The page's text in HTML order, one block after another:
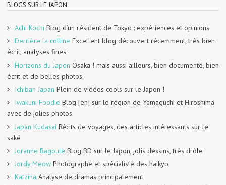
BLOGS SUR LE JAPON
Achi Kochi Blog d’un résident de Tokyo : expériences et opinions
Derrière la colline Excellent blog découvert récemment, très bien
écrit, analyses fines
Horizons du Japon Osaka ! mais aussi ailleurs, bien documenté, bien
écrit et de belles photos.
Ichiban Japan Plein de vidéos cools sur le Japon !
Iwakuni Foodie Blog [en] sur le région de Yamaguchi et Hiroshima
avec de jolies photos
Japan Kudasai Récits de voyages, des articles intéressants sur le
saké
Joranne Bagoule Blog BD sur le Japon, jolis dessins, très drôle
Jordy Meow Photographe et spécialiste des haikyo
Katzina Analyse de dramas principalement